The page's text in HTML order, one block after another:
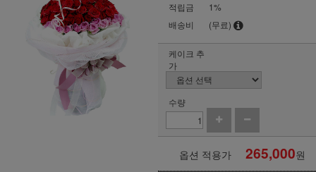
적립금
1%
배송비
(무료)
케이크 추
가
수량
옵션 적용가 265,000원